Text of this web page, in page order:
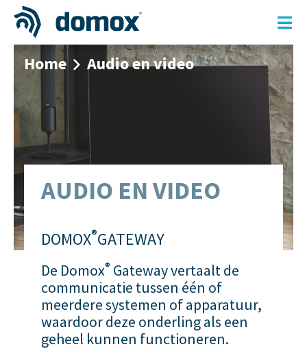
Skip
Home Audio en video
AUDIO EN VIDEO
DOMOX®GATEWAY
De Domox® Gateway vertaalt de
communicatie tussen één of
meerdere systemen of apparatuur,
waardoor deze onderling als een
geheel kunnen functioneren.